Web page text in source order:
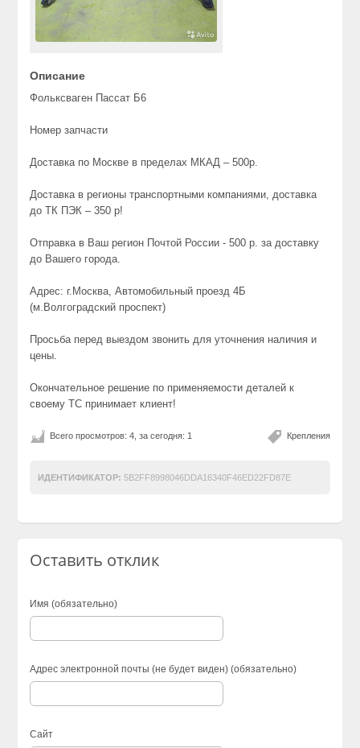
Описание
Фольксваген Пассат Б6
Номер запчасти
Доставка по Москве в пределах МКАД – 500р.
Доставка в регионы транспортными компаниями, доставка
до ТК ПЭК – 350 р!
Отправка в Ваш регион Почтой России - 500 р. за доставку
до Вашего города.
Адрес: г.Москва, Автомобильный проезд 4Б
(м.Волгоградский проспект)
Просьба перед выездом звонить для уточнения наличия и
цены.
Окончательное решение по применяемости деталей к
своему ТС принимает клиент!
Крепления
Всего просмотров: 4, за сегодня: 1
ИДЕНТИФИКАТОР: 5B2FF8998046DDA16340F46ED22FD87E
Оставить отклик
Имя (обязательно)
Адрес электронной почты (не будет виден) (обязательно)
Сайт